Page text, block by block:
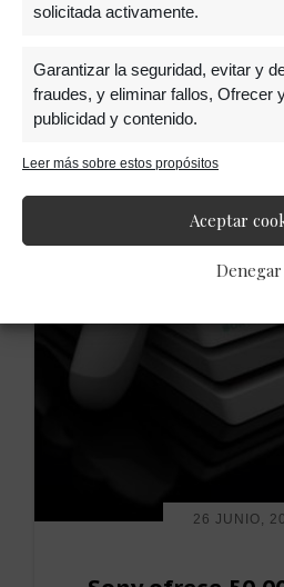
solicitada activamente.
Garantizar la seguridad, evitar y
fraudes, y eliminar fallos, Ofrecer
publicidad y contenido.
Leer más sobre estos propósitos
Aceptar
Denegar
engancharte
26 JUNIO,